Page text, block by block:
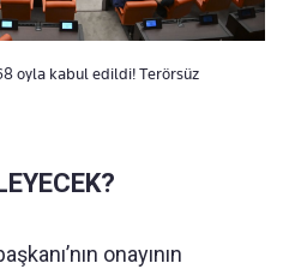
oyla kabul edildi! Terörsüz
onayının